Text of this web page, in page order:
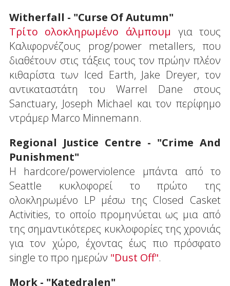
Witherfall - "Curse Of Autumn"
Τρίτο ολοκληρωμένο άλμπουμ για τους
Καλιφορνέζους prog/power metallers, που
διαθέτουν στις τάξεις τους τον πρώην πλέον
κιθαρίστα των Iced Earth, Jake Dreyer, τον
αντικαταστάτη του Warrel Dane στους
Sanctuary, Joseph Michael και τον περίφημο
ντράμερ Marco Minnemann.
Regional Justice Centre - "Crime And
Punishment"
Η hardcore/powerviolence μπάντα από το
Seattle κυκλοφορεί το πρώτο της
ολοκληρωμένο LP μέσω της Closed Casket
Activities, το οποίο προμηνύεται ως μια από
της σημαντικότερες κυκλοφορίες της χρονιάς
για τον χώρο, έχοντας έως πιο πρόσφατο
single το προ ημερών "Dust Off".
Mork - "Katedralen"